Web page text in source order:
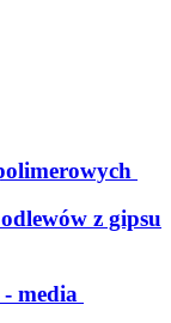
z gipsu
media